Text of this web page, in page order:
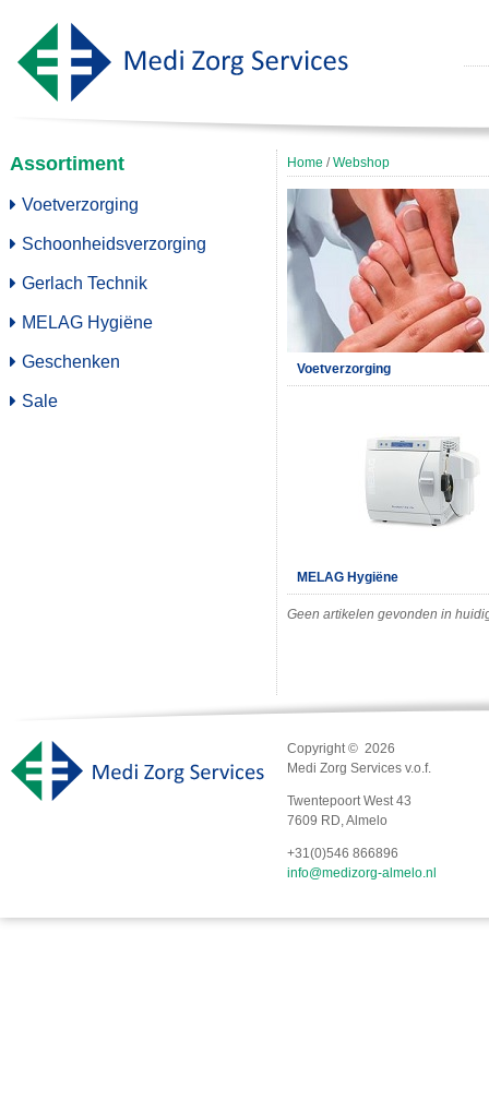
Assortiment
Voetverzorging
Schoonheidsverzorging
Gerlach Technik
MELAG Hygiëne
Geschenken
Sale
Home /Webshop
Voetverzorging
MELAG Hygiëne
Geen artikelen gevonden in
Copyright © 2026
Medi Zorg Services v.o.f.
Twentepoort West 43
7609 RD, Almelo
+31(0)546 866896
info@medizorg-almelo.nl